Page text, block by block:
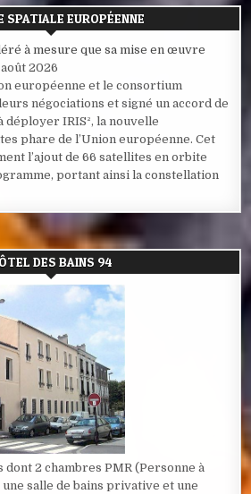
SPATIALE EUROPÉENNE
à mesure que sa mise en œuvre
2026
européenne et le consortium
négociations et signé un accord de
IRIS², la nouvelle
phare de l’Union européenne. Cet
l’ajout de 66 satellites en orbite
portant ainsi la constellation
DES BAINS 94
dont 2 chambres PMR (Personne à
salle de bains privative et une